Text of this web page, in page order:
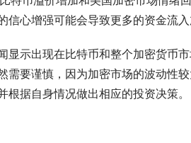
信心增强可能会导致更多的资金流
显示出现在比特币和整个加密货币
需要谨慎，因为加密市场的波动性
根据自身情况做出相应的投资决策。